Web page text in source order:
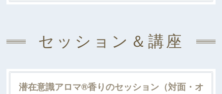
セッション＆講座
潜在意識アロマ®︎香りのセッション（対面・オ